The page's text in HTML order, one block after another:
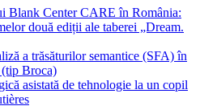
Blank Center CARE în România:
două ediții ale taberei „Dream.
a trăsăturilor semantice (SFA) în
(tip Broca)
asistată de tehnologie la un copil